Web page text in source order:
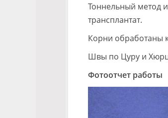
Тоннельный метод
трансплантат.
Корни обработаны
Швы по Цуру и
Фотоотчет работы